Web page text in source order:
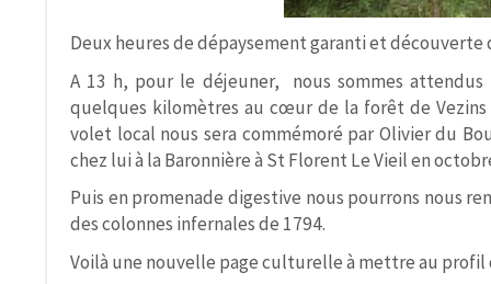
Deux heures de dépaysement garanti et
A 13 h, pour le déjeuner, nous sommes attendus
quelques kilomètres au cœur de la forêt de
volet local nous sera commémoré par Olivier du
chez lui à la Baronnière à St Florent Le Vieil en
Puis en promenade digestive nous pourrons nous
des colonnes infernales de 1794.
Voilà une nouvelle page culturelle à mettre au profil